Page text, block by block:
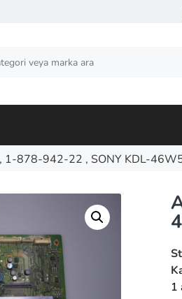
878-942-22 , SONY KDL-
1